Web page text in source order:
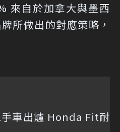
來自於加拿大與墨西
所做出的對應策略，
車出爐 Honda Fit耐